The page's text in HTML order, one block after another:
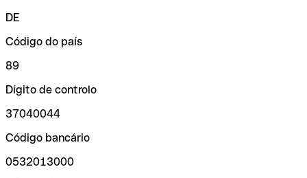
DE
Código do país
89
Dígito de controlo
37040044
Código bancário
0532013000